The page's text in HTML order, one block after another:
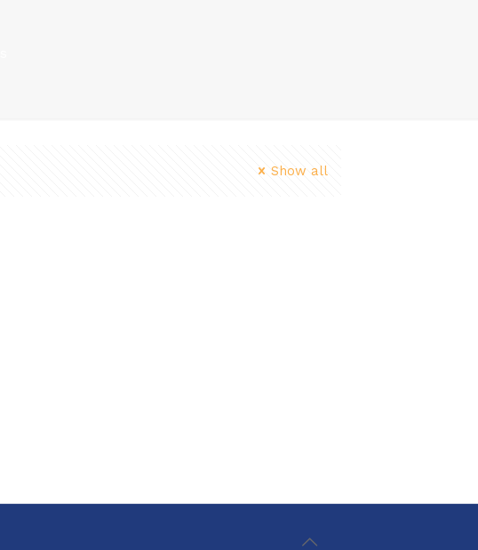
Show all